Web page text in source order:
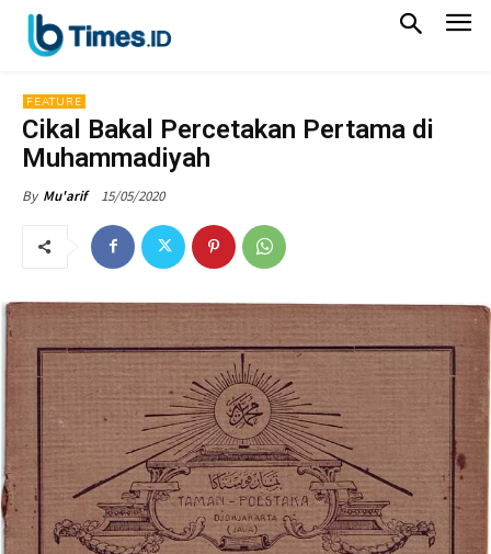
FEATURE
Cikal Bakal Percetakan Pertama di
Muhammadiyah
By Mu'arif 15/05/2020